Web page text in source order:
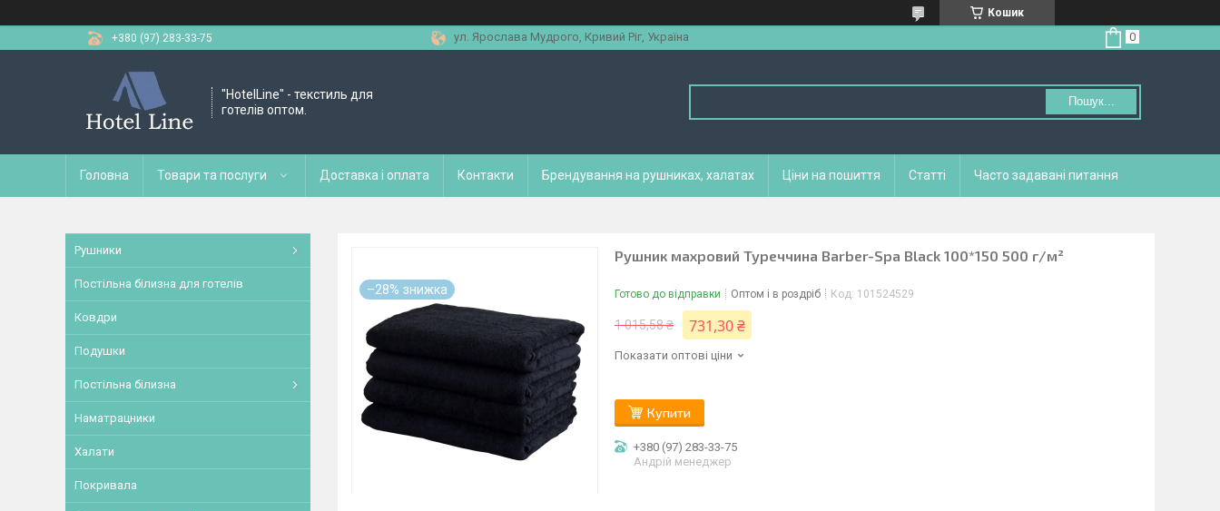
Кошик
+380 (97) 283-33-75
ул. Ярослава Мудрого, Кривий Ріг, Україна
"HotelLine" - текстиль для
готелів оптом.
Пошук...
Головна Товари та послуги Доставка і оплата Контакти Брендування на рушниках, халатах Ціни на пошиття Статті Часто задавані питання
–28%
Рушник махровий Туреччина Barber-Spa Black 100*150 500 г/м²
Готово до відправки Оптом і в роздріб Код: 101524529
1 015,58 ₴ 731,30 ₴
Показати оптові ціни
Купити
+380 (97) 283-33-75
Андрій менеджер
Рушники
Постільна білизна для готелів
Ковдри
Подушки
Постільна білизна
Наматрацники
Халати
Покривала